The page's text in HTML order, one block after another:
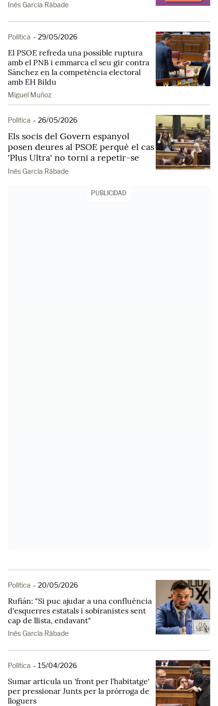
Inés García Rábade
Política - 29/05/2026
El PSOE refreda una possible ruptura
amb el PNB i emmarca el seu gir contra
Sánchez en la competència electoral
amb EH Bildu
Miguel Muñoz
Política - 26/05/2026
Els socis del Govern espanyol
posen deures al PSOE perquè el cas
'Plus Ultra' no torni a repetir-se
Inés García Rábade
PUBLICIDAD
Política - 20/05/2026
Rufián: "Si puc ajudar a una confluència
d'esquerres estatals i sobiranistes sent
cap de llista, endavant"
Inés García Rábade
Política - 15/04/2026
Sumar articula un 'front per l'habitatge'
per pressionar Junts per la pròrroga de
lloguers